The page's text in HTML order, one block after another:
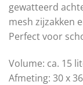
gewatteerd
mesh zijzakken
Perfect voor
Volume: ca. 15
Afmeting: 30 x